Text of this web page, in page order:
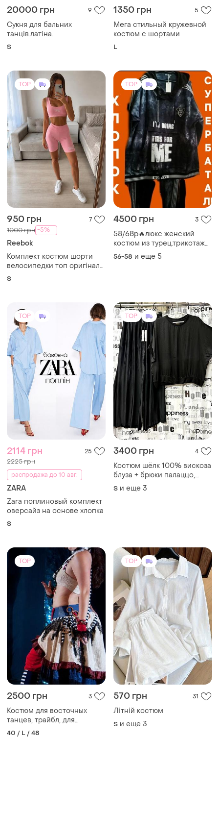
20000 грн 9
Сукня для бальних
танців.латіна.
S
1350 грн 5
Мега стильный кружевной
костюм с шортами
L
TOP
950 грн 7
1000 грн -5%
Reebok
Комплект костюм шорти
велосипедки топ оригінал
reebok
S
TOP
4500 грн 3
58/68р🔥люкс женский
костюм из турец.трикотажа
большого размера
56-58 и еще 5
TOP
2114 грн 25
2225 грн
распродажа до 10 авг.
ZARA
Zara поплиновый комплект
оверсайз на основе хлопка
S
TOP
3400 грн 4
Костюм шёлк 100% вискоза
блуза + брюки палаццо,
италия
S и еще 3
TOP
2500 грн 3
Костюм для восточных
танцев, трайбл, для
аниматоров, карнавальный,
в театр
40 / L / 48
TOP
570 грн 31
Літній костюм
S и еще 3